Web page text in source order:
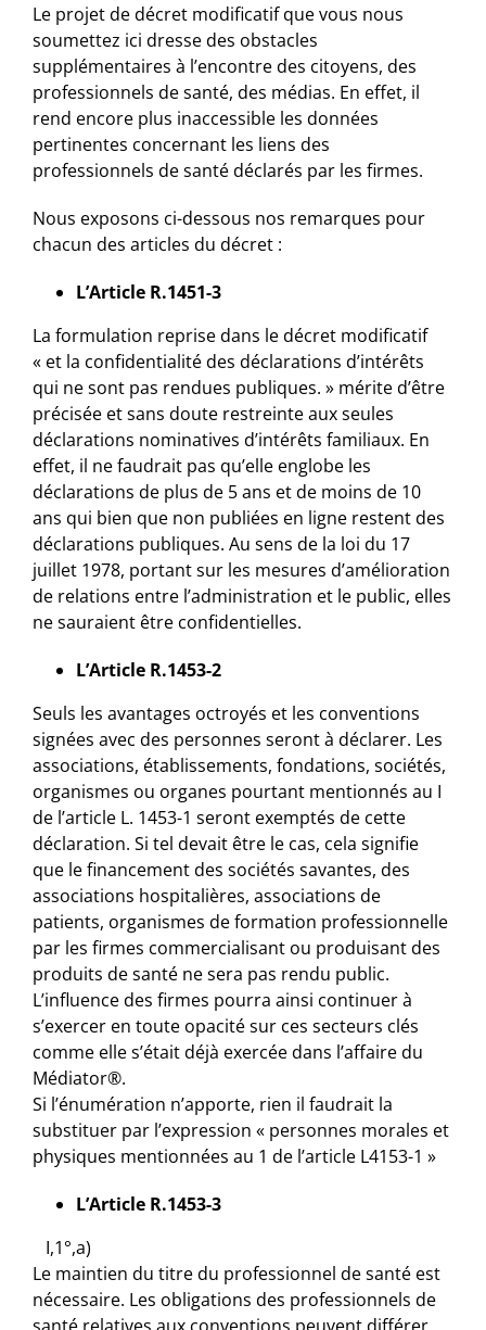
Le projet de décret modificatif que vous nous
soumettez ici dresse des obstacles
supplémentaires à l’encontre des citoyens, des
professionnels de santé, des médias. En effet, il
rend encore plus inaccessible les données
pertinentes concernant les liens des
professionnels de santé déclarés par les firmes.
Nous exposons ci-dessous nos remarques pour
chacun des articles du décret :
L’Article R.1451-3
La formulation reprise dans le décret modificatif
« et la confidentialité des déclarations d’intérêts
qui ne sont pas rendues publiques. » mérite d’être
précisée et sans doute restreinte aux seules
déclarations nominatives d’intérêts familiaux. En
effet, il ne faudrait pas qu’elle englobe les
déclarations de plus de 5 ans et de moins de 10
ans qui bien que non publiées en ligne restent des
déclarations publiques. Au sens de la loi du 17
juillet 1978, portant sur les mesures d’amélioration
de relations entre l’administration et le public, elles
ne sauraient être confidentielles.
L’Article R.1453-2
Seuls les avantages octroyés et les conventions
signées avec des personnes seront à déclarer. Les
associations, établissements, fondations, sociétés,
organismes ou organes pourtant mentionnés au I
de l’article L. 1453-1 seront exemptés de cette
déclaration. Si tel devait être le cas, cela signifie
que le financement des sociétés savantes, des
associations hospitalières, associations de
patients, organismes de formation professionnelle
par les firmes commercialisant ou produisant des
produits de santé ne sera pas rendu public.
L’influence des firmes pourra ainsi continuer à
s’exercer en toute opacité sur ces secteurs clés
comme elle s’était déjà exercée dans l’affaire du
Médiator®.
Si l’énumération n’apporte, rien il faudrait la
substituer par l’expression « personnes morales et
physiques mentionnées au 1 de l’article L4153-1 »
L’Article R.1453-3
I,1°,a)
Le maintien du titre du professionnel de santé est
nécessaire. Les obligations des professionnels de